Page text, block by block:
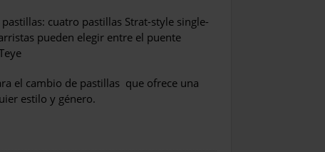
cuatro pastillas Strat-style single-
pueden elegir entre el puente
el cambio de pastillas que ofrece una
estilo y género.